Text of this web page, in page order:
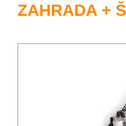
ZAHRADA +